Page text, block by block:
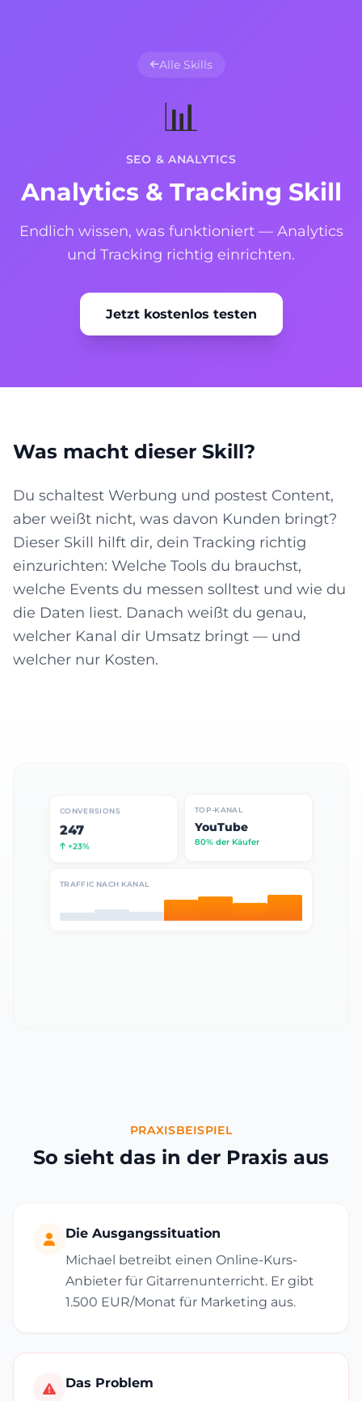
Alle Skills
📊
SEO & ANALYTICS
Analytics & Tracking Skill
Endlich wissen, was funktioniert — Analytics
und Tracking richtig einrichten.
Jetzt kostenlos testen
Was macht dieser Skill?
Du schaltest Werbung und postest Content,
aber weißt nicht, was davon Kunden bringt?
Dieser Skill hilft dir, dein Tracking richtig
einzurichten: Welche Tools du brauchst,
welche Events du messen solltest und wie du
die Daten liest. Danach weißt du genau,
welcher Kanal dir Umsatz bringt — und
welcher nur Kosten.
CONVERSIONS
247
+23%
TOP-KANAL
YouTube
80% der Käufer
TRAFFIC NACH KANAL
PRAXISBEISPIEL
So sieht das in der Praxis aus
Die Ausgangssituation
Michael betreibt einen Online-Kurs-
Anbieter für Gitarrenunterricht. Er gibt
1.500 EUR/Monat für Marketing aus.
Das Problem